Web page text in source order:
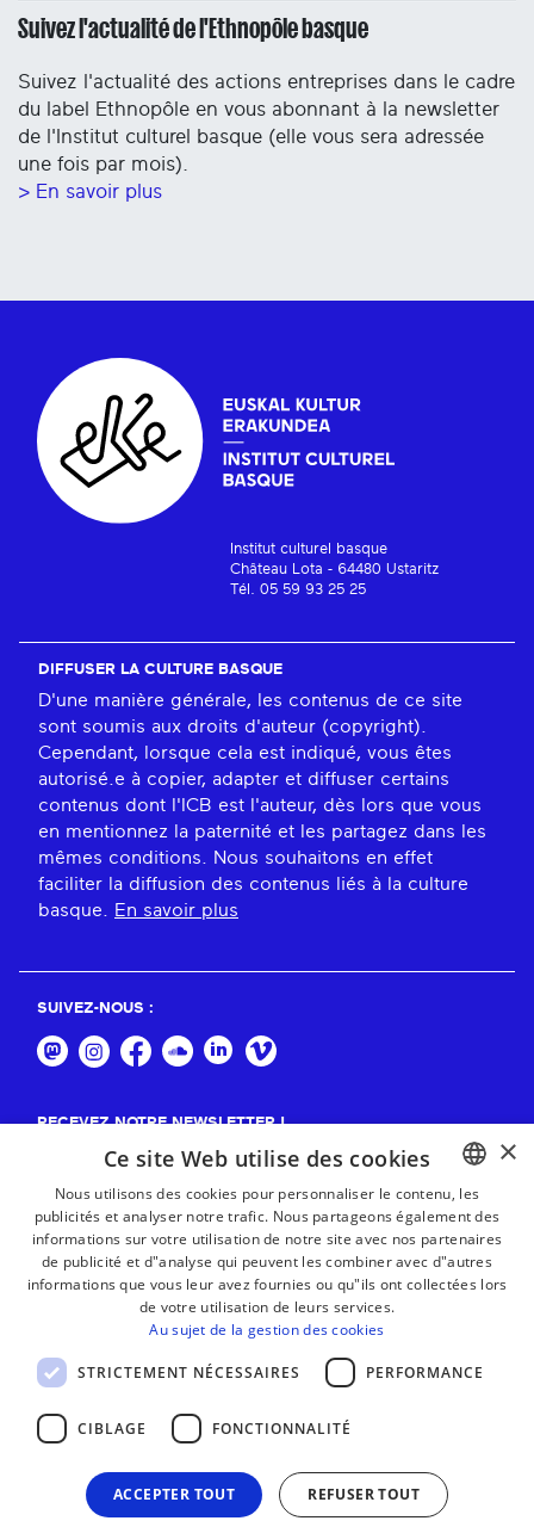
Suivez l'actualité de l'Ethnopôle basque
Suivez l'actualité des actions entreprises dans le cadre
du label Ethnopôle en vous abonnant à la newsletter
de l'Institut culturel basque (elle vous sera adressée
une fois par mois).
> En savoir plus
Institut culturel basque
Château Lota - 64480 Ustaritz
Tél. 05 59 93 25 25
DIFFUSER LA CULTURE BASQUE
D'une manière générale, les contenus de ce site
sont soumis aux droits d'auteur (copyright).
Cependant, lorsque cela est indiqué, vous êtes
autorisé.e à copier, adapter et diffuser certains
contenus dont l'ICB est l'auteur, dès lors que vous
en mentionnez la paternité et les partagez dans les
mêmes conditions. Nous souhaitons en effet
faciliter la diffusion des contenus liés à la culture
basque.
En savoir plus
SUIVEZ-NOUS :
RECEVEZ NOTRE NEWSLETTER !
BASQUE
FRENCH
×
Ce site Web utilise des cookies
Nous utilisons des cookies pour personnaliser le contenu, les
publicités et analyser notre trafic. Nous partageons également des
informations sur votre utilisation de notre site avec nos partenaires
de publicité et d"analyse qui peuvent les combiner avec d"autres
informations que vous leur avez fournies ou qu"ils ont collectées lors
de votre utilisation de leurs services.
Au sujet de la gestion des cookies
STRICTEMENT NÉCESSAIRES PERFORMANCE
CIBLAGE FONCTIONNALITÉ
ACCEPTER TOUT REFUSER TOUT